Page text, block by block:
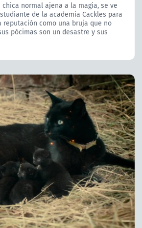
normal ajena a la magia, se ve
de la academia Cackles para
reputación como una bruja que no
pócimas son un desastre y sus